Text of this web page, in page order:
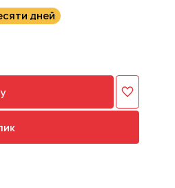
дней